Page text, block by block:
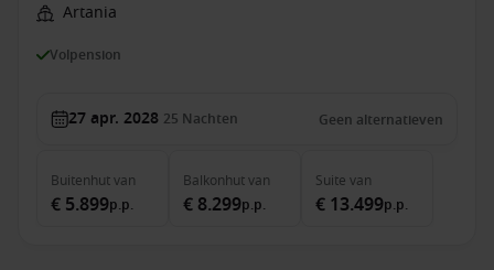
Artania
Volpension
27 apr. 2028 25 Nachten Geen alternatieven
Buitenhutvan
€ 5.899p.p.
Balkonhutvan
€ 8.299p.p.
Suite van
€ 13.499p.p.